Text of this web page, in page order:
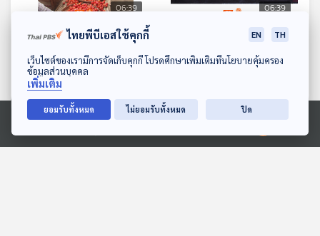
ดาวน์โหลด Thai PBS Podcast Application
Ⓒ 2020 องค์การกระจายเสียงและแพร่ภาพสาธารณะแห่งประเทศไทย
06:39
EP. 39: ซอกแซกอาเซียน
SS1 EP39 วิวิธ อาเซียน
ตอน 2 สีสันของความ
เหมือนในความต่าง
ทีละเรื่อง ทีละภาพ
06:39
EP. 40: ซอกแซกอาเซียน
SS1 EP40 วิวิธ อาเซียน
ตอน 3 สีสันสดใสของความ
ตอนที่เกี่ยวข้อง
ไทยพีบีเอสใช้คุกกี้ EN TH
เว็บไซต์ของเรามีการจัดเก็บคุกกี้ โปรดศึกษาเพิ่มเติมที่นโยบายคุ้มครอง
ข้อมูลส่วนบุคคล
เพิ่มเติม
ยอมรับทั้งหมด ไม่ยอมรับทั้งหมด ปิด